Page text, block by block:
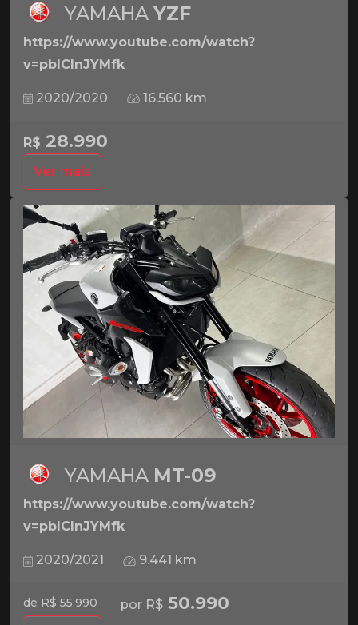
YAMAHA YZF
https://www.youtube.com/watch?
v=pbICInJYMfk
2020/2020 16.560 km
R$ 28.990
Ver mais
YAMAHA MT-09
https://www.youtube.com/watch?
v=pbICInJYMfk
2020/2021 9.441 km
de R$ 55.990 por R$ 50.990